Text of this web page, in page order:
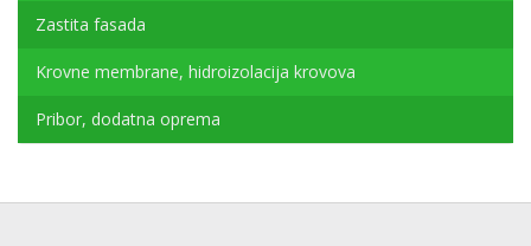
Zastita fasada
Krovne membrane, hidroizolacija krovova
Pribor, dodatna oprema